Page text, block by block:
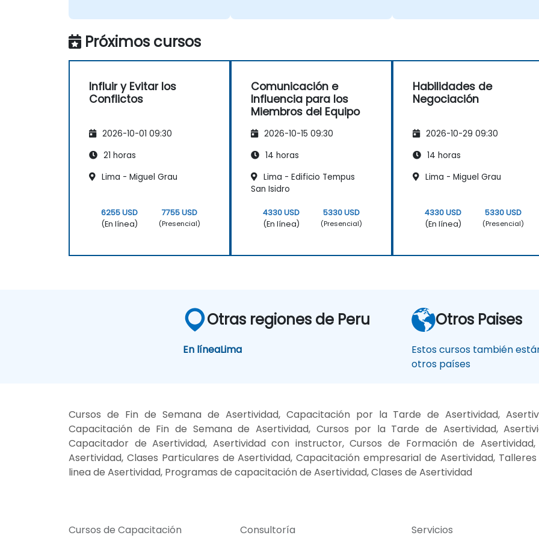
Próximos cursos
Influir y Evitar los
Conflictos
2026-10-01 09:30
21 horas
Lima - Miguel Grau
6255 USD
(En línea)
7755 USD
(Presencial)
Comunicación e
Influencia para los
Miembros del Equipo
2026-10-15 09:30
14 horas
Lima - Edificio Tempus
San Isidro
4330 USD
(En línea)
5330 USD
(Presencial)
Habilidades de
Negociación
2026-10-29 09:30
14 horas
Lima - Miguel Grau
4330 USD
(En línea)
5330 USD
(Presencial)
Otras regiones de Peru
En líneaLima
Otros Paises
Estos cursos también
otros países
Cursos de Fin de Semana de Asertividad, Capacitación por la Tarde de Asertividad,
Capacitación de Fin de Semana de Asertividad, Cursos por la Tarde de Asertividad,
Capacitador de Asertividad, Asertividad con instructor, Cursos de Formación de
Asertividad, Clases Particulares de Asertividad, Capacitación empresarial de Asertividad,
linea de Asertividad, Programas de capacitación de Asertividad, Clases de Asertividad
Cursos de Capacitación Consultoría Servicios